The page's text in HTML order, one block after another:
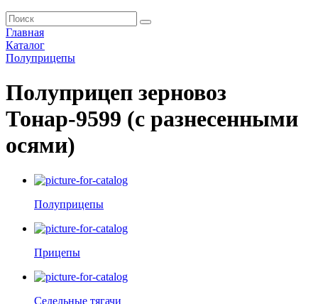
Главная
Каталог
Полуприцепы
Полуприцеп зерновоз
Тонар-9599 (с разнесенными
осями)
Полуприцепы
Прицепы
Седельные тягачи